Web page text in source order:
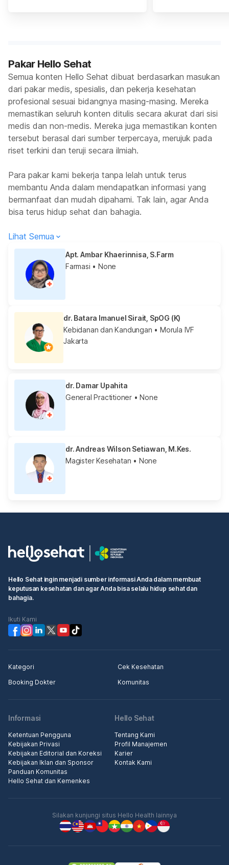
Pakar Hello Sehat
Semua konten Hello Sehat dibuat berdasarkan masukan
dari pakar medis, spesialis, dan pekerja kesehatan
profesional sesuai bidangnya masing-masing. Mereka
memastikan seluruh konten ditulis secara akurat dari sisi
medis dan non-medis. Mereka juga memastikan konten
tersebut berasal dari sumber terpercaya, merujuk pada
riset terkini dan teruji secara ilmiah.
Para pakar kami bekerja tanpa lelah untuk terus
membantu Anda dalam mendapatkan informasi yang
bermanfaat dan mudah dipahami. Tak lain, agar Anda
bisa terus hidup sehat dan bahagia.
Lihat Semua
Apt. Ambar Khaerinnisa, S.Farm
Farmasi • None
dr. Batara Imanuel Sirait, SpOG (K)
Kebidanan dan Kandungan • Morula IVF
Jakarta
dr. Damar Upahita
General Practitioner • None
dr. Andreas Wilson Setiawan, M.Kes.
Magister Kesehatan • None
Hello Sehat ingin menjadi sumber informasi Anda dalam membuat
keputusan kesehatan dan agar Anda bisa selalu hidup sehat dan
bahagia.
Ikuti Kami
Kategori
Cek Kesehatan
Booking Dokter
Komunitas
Informasi
Ketentuan Pengguna
Kebijakan Privasi
Kebijakan Editorial dan Koreksi
Kebijakan Iklan dan Sponsor
Panduan Komunitas
Hello Sehat dan Kemenkes
Hello Sehat
Tentang Kami
Profil Manajemen
Karier
Kontak Kami
Silakan kunjungi situs Hello Health lainnya